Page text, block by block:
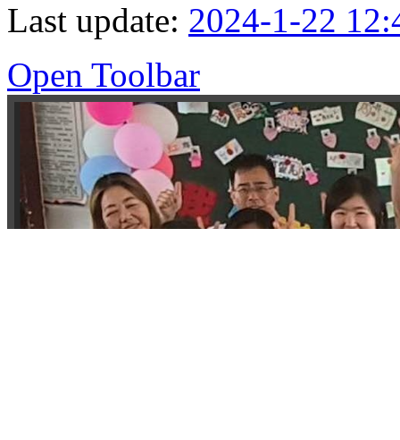
Last update: 2024-1-22
Open Toolbar